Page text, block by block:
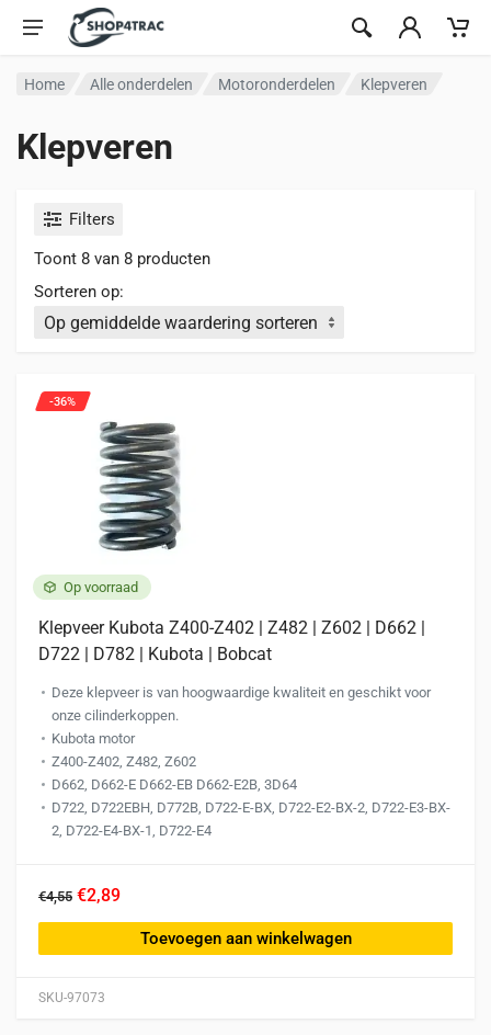
Ga naar inhoud
Home Alle onderdelen Motoronderdelen Klepveren
Klepveren
Filters
Toont 8 van 8 producten
Sorteren op:
Op voorraad
SKU-97073
-36%
Klepveer Kubota Z400-Z402 | Z482 | Z602 | D662 |
D722 | D782 | Kubota | Bobcat
Deze klepveer is van hoogwaardige kwaliteit en geschikt voor
onze cilinderkoppen.
Kubota motor
Z400-Z402, Z482, Z602
D662, D662-E D662-EB D662-E2B, 3D64
D722, D722EBH, D772B, D722-E-BX, D722-E2-BX-2, D722-E3-BX-
2, D722-E4-BX-1, D722-E4
€4,55 €2,89
Toevoegen aan winkelwagen